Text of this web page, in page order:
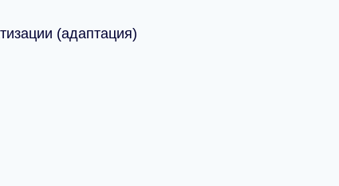
(адаптация)